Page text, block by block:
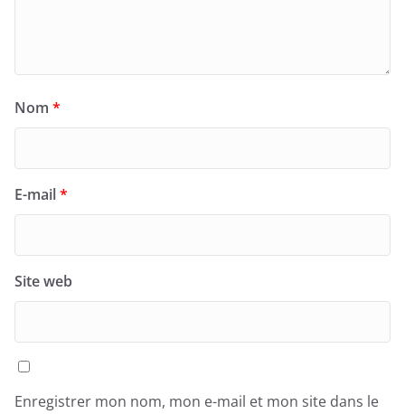
Nom *
E-mail*
Site web
Enregistrer mon nom, mon e-mail et mon site dans le